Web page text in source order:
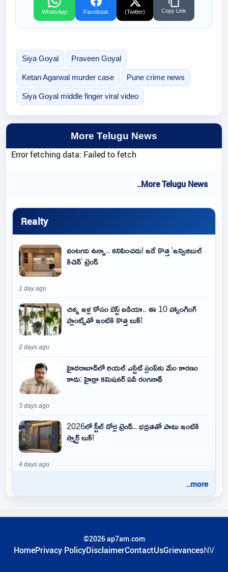
WhatsApp Facebook (Twitter) Copy Link
Siya Goyal Praveen Goyal
Ketan Agarwal murder case Pune crime news
Siya Goyal middle finger viral video
More Telugu News
Error fetching data: Failed to fetch
..More Telugu News
Realty
వంటగది ఉన్నా.. కనిపించదు! ఇదే కొత్త 'ఇన్విజిబుల్
కిచెన్' ట్రెండ్
1 day ago
చిన్న ఇళ్ల కోసం బెస్ట్ ఐడియా.. ఈ 10 హ్యాంగింగ్
ప్లాంట్స్‌తో ఇంటికి కొత్త లుక్!
2 days ago
హైదరాబాద్‌లో రియల్ ఎస్టేట్ స్లంప్‌కు మేం కారణం
కాదు: హైడ్రా కమిషనర్ ఏవీ రంగనాథ్
3 days ago
2026లో స్టీల్ డోర్ల ట్రెండ్.. భద్రతతో పాటు ఇంటికి
స్మార్ట్ లుక్!
4 days ago
..more
©2026 ap7am.com
HomePrivacy PolicyDisclaimerContactUsGrievancesNV